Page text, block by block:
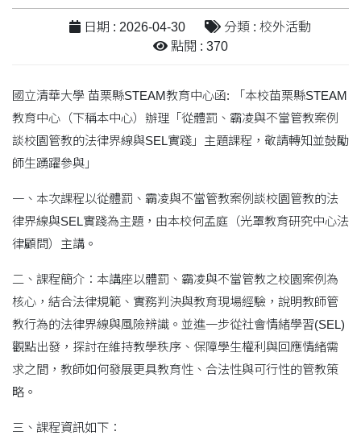
日期 : 2026-04-30
分類 : 校外活動
點閱 : 370
國立清華大學 苗栗縣STEAM教育中心函: 「本校苗栗縣STEAM
教育中心（下稱本中心）辦理「從體罰、霸凌與不當管教案例
談校園管教的法律界線與SEL實踐」主題課程，敬請轉知並鼓勵
師生踴躍參與」
一、本次課程以從體罰、霸凌與不當管教案例談校園管教的法
律界線與SEL實踐為主題，由本校何孟庭（光罩教育研究中心法
律顧問）主講。
二、課程簡介：本講座以體罰、霸凌與不當管教之校園案例為
核心，結合法律規範、實務判決與教育現場經驗，說明教師管
教行為的法律界線與風險辨識。並進一步從社會情緒學習(SEL)
觀點出發，探討在維持教學秩序、保障學生權利與回應情緒需
求之間，教師如何發展更具教育性、合法性與可行性的管教策
略。
三、課程資訊如下：